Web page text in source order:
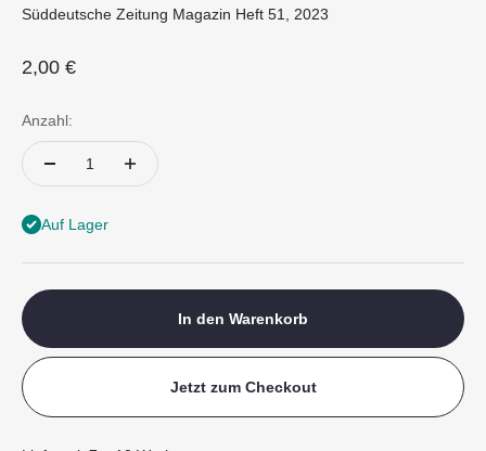
Süddeutsche Zeitung Magazin Heft 51, 2023
Angebot
2,00 €
Anzahl:
Auf Lager
In den Warenkorb
Jetzt zum Checkout